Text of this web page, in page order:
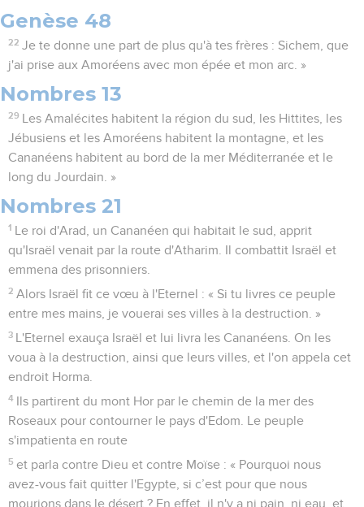
Genèse 48
22 Je te donne une part de plus qu'à tes frères : Sichem, que
j'ai prise aux Amoréens avec mon épée et mon arc. »
Nombres 13
29
Les Amalécites habitent la région du sud, les Hittites, les
Jébusiens et les Amoréens habitent la montagne, et les
Cananéens habitent au bord de la mer Méditerranée et le
long du Jourdain. »
Nombres 21
1
Le roi d'Arad, un Cananéen qui habitait le sud, apprit
qu'Israël venait par la route d'Atharim. Il combattit Israël et
emmena des prisonniers.
2 Alors Israël fit ce vœu à l'Eternel : « Si tu livres ce peuple
entre mes mains, je vouerai ses villes à la destruction. »
3
L'Eternel exauça Israël et lui livra les Cananéens. On les
voua à la destruction, ainsi que leurs villes, et l'on appela cet
endroit Horma.
4
Ils partirent du mont Hor par le chemin de la mer des
Roseaux pour contourner le pays d'Edom. Le peuple
s'impatienta en route
5 et parla contre Dieu et contre Moïse : « Pourquoi nous
avez-vous fait quitter l'Egypte, si c’est pour que nous
mourions dans le désert ? En effet, il n'y a ni pain, ni eau, et